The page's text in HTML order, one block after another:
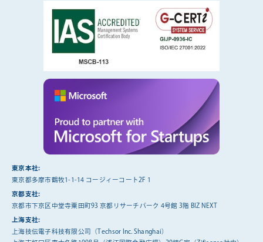
東京本社:
東京都多摩市鶴牧1-1-14 コージィーコート2F 1
京都支社:
京都市下京区中堂寺粟田町93 京都リサーチパーク 4号館 3階 BIZ NEXT
上海支社:
上海技伝電子科技有限公司（Techsor Inc. Shanghai）